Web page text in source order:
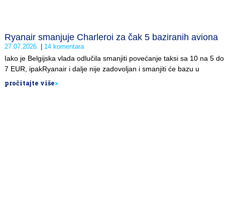
Ryanair smanjuje Charleroi za čak 5 baziranih aviona
27.07.2026. 14 komentara
Iako je Belgijska vlada odlučila smanjiti povećanje taksi sa 10 na 5 do
7 EUR, ipakRyanair i dalje nije zadovoljan i smanjiti će bazu u
pročitajte više>